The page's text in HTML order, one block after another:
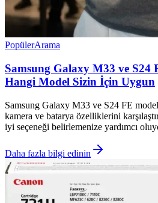
PopülerArama
Samsung Galaxy M33 ve S24
Hangi Model Sizin İçin Uygun
Samsung Galaxy M33 ve S24 FE
kamera ve batarya özelliklerini
iyi seçeneği belirlemenize yardımcı
Daha fazla bilgi edinin